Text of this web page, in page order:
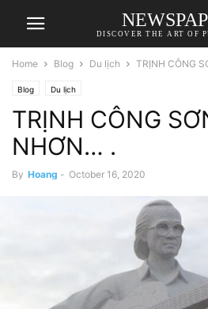
DISCOVER THE ART OF
Home Blog Du lịch TRỊNH CÔNG
Blog Du lịch
TRỊNH CÔNG
NHƠN… .
By Hoang - October 16, 2020